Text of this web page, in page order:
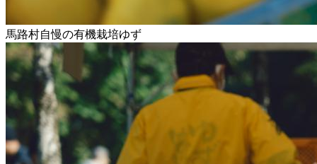
馬路村自慢の有機栽培ゆず